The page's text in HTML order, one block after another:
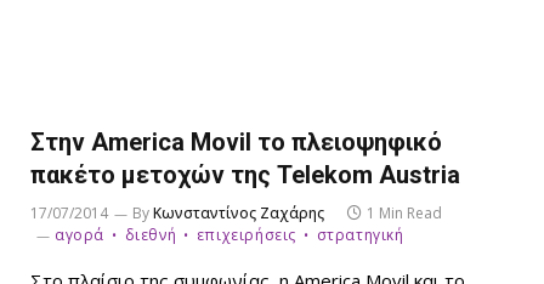
Στην America Movil το πλειοψηφικό
πακέτο μετοχών της Telekom Austria
17/07/2014 ByΚωνσταντίνος Ζαχάρης
1 Min Read
αγορά
διεθνή επιχειρήσεις στρατηγική